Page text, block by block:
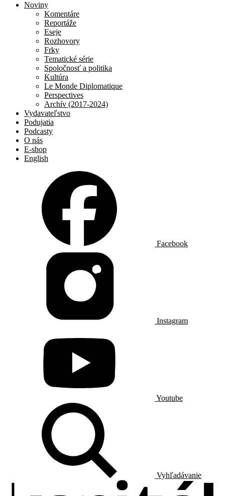
Noviny
Komentáre
Reportáže
Eseje
Rozhovory
Frky
Tematické série
Spoločnosť a politika
Kultúra
Le Monde Diplomatique
Perspectives
Archív (2017-2024)
Vydavateľstvo
Podujatia
Podcasty
O nás
E-shop
English
Facebook
Instagram
Youtube
Vyhľadávanie